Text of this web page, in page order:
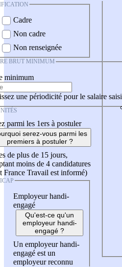
Cadre
Non cadre
Non renseignée
BRUT MINIMUM
minimum
une périodicité pour le salaire saisi
parmi les 1ers à postuler
serez-vous parmi les
premiers à postuler ?
de plus de 15 jours,
moins de 4 candidatures
France Travail est informé)
Employeur handi-
engagé
Qu'est-ce qu'un
employeur handi-
engagé ?
Un employeur handi-
engagé est un
employeur reconnu